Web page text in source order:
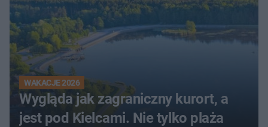
WAKACJE 2026
Wygląda jak zagraniczny kurort, a
jest pod Kielcami. Nie tylko plaża